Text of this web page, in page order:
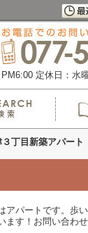
定休日：水
３丁目新築アパート
アパートです。歩
ます！お問い合わ